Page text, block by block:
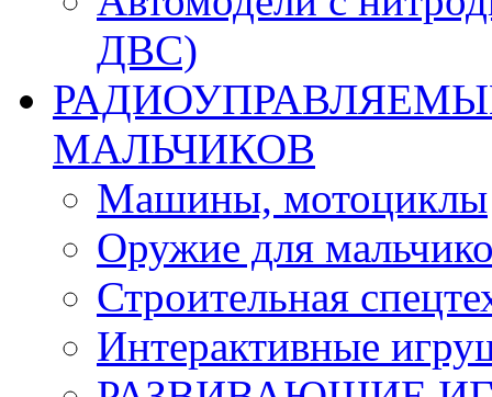
ДВС)
МАЛЬЧИКОВ
Машины, мотоциклы
Оружие для
Строительная
Интерактивные